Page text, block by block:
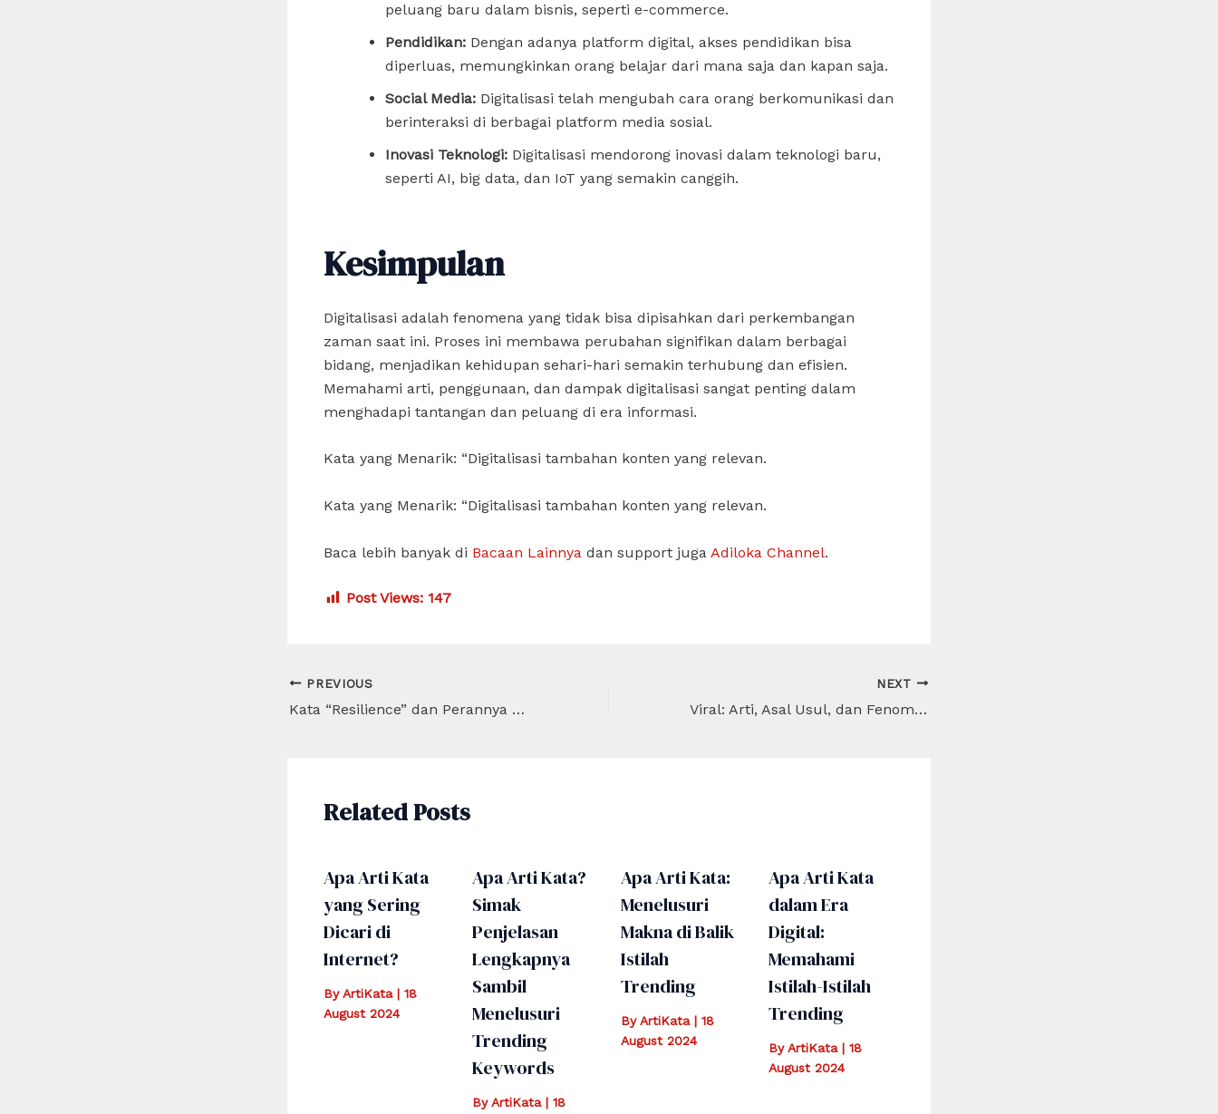
peluang baru dalam bisnis, seperti e-commerce.
Pendidikan: Dengan adanya platform digital, akses pendidikan bisa
diperluas, memungkinkan orang belajar dari mana saja dan kapan saja.
Social Media: Digitalisasi telah mengubah cara orang berkomunikasi dan
berinteraksi di berbagai platform media sosial.
Inovasi Teknologi: Digitalisasi mendorong inovasi dalam teknologi baru,
seperti AI, big data, dan IoT yang semakin canggih.
Kesimpulan
Digitalisasi adalah fenomena yang tidak bisa dipisahkan dari perkembangan
zaman saat ini. Proses ini membawa perubahan signifikan dalam berbagai
bidang, menjadikan kehidupan sehari-hari semakin terhubung dan efisien.
Memahami arti, penggunaan, dan dampak digitalisasi sangat penting dalam
menghadapi tantangan dan peluang di era informasi.
Kata yang Menarik: “Digitalisasi tambahan konten yang relevan.
Kata yang Menarik: “Digitalisasi tambahan konten yang relevan.
Baca lebih banyak di Bacaan Lainnya dan support juga Adiloka Channel.
Post Views: 147
Post
navigation
PREVIOUS
Kata “Resilience” dan Perannya dalam Kehidupan Modern
NEXT
Viral: Arti, Asal Usul, dan Fenomena Terkini di Era Digital
Related Posts
Apa Arti Kata
yang Sering
Dicari di
Internet?
ByArtiKata | 18
August 2024
Apa Arti Kata?
Simak
Penjelasan
Lengkapnya
Sambil
Menelusuri
Trending
Keywords
ByArtiKata | 18
Apa Arti Kata:
Menelusuri
Makna di Balik
Istilah
Trending
ByArtiKata | 18
August 2024
Apa Arti Kata
dalam Era
Digital:
Memahami
Istilah-Istilah
Trending
ByArtiKata |18
August 2024